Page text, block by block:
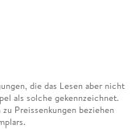
die das Lesen aber nicht
als solche gekennzeichnet.
Preissenkungen beziehen